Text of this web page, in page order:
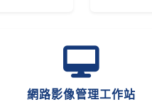
網路影像管理工作站